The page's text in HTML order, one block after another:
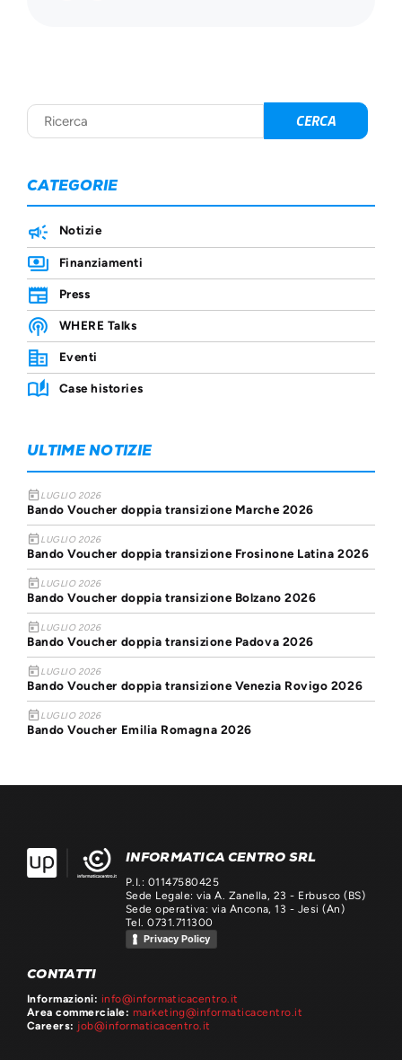
CATEGORIE
Notizie
Finanziamenti
Press
WHERE Talks
Eventi
Case histories
ULTIME NOTIZIE
todayLUGLIO 2026
Bando Voucher doppia transizione Marche 2026
todayLUGLIO 2026
Bando Voucher doppia transizione Frosinone Latina 2026
todayLUGLIO 2026
Bando Voucher doppia transizione Bolzano 2026
todayLUGLIO 2026
Bando Voucher doppia transizione Padova 2026
todayLUGLIO 2026
Bando Voucher doppia transizione Venezia Rovigo 2026
todayLUGLIO 2026
Bando Voucher Emilia Romagna 2026
INFORMATICA CENTRO SRL
P.I.: 01147580425
Sede Legale: via A. Zanella, 23 - Erbusco (BS)
Sede operativa: via Ancona, 13 - Jesi (An)
Tel. 0731.711300
Privacy Policy
CONTATTI
Informazioni: info@informaticacentro.it
Area commerciale: marketing@informaticacentro.it
Careers: job@informaticacentro.it